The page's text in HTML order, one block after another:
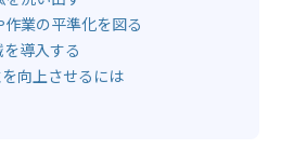
業の平準化を図る
導入する
向上させるには